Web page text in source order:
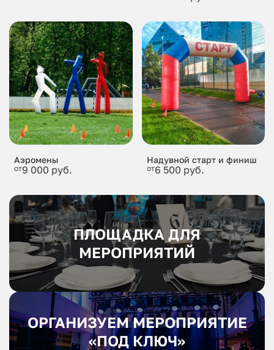
Аэромены
от9 000 руб.
Надувной старт и финиш
от6 500 руб.
ПЛОЩАДКА ДЛЯ
МЕРОПРИЯТИЙ
ОРГАНИЗУЕМ МЕРОПРИЯТИЕ
«ПОД КЛЮЧ»